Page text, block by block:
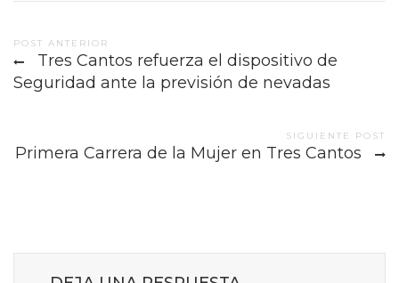
Post
navigation
POST ANTERIOR
Tres Cantos refuerza el dispositivo de
Seguridad ante la previsión de nevadas
SIGUIENTE POST
Primera Carrera de la Mujer en Tres Cantos